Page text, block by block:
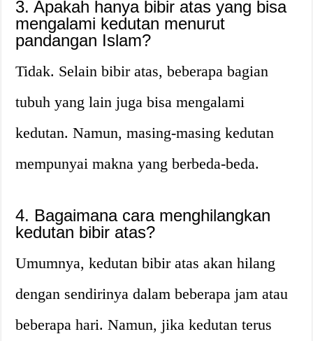
3. Apakah hanya bibir atas yang bisa
mengalami kedutan menurut
pandangan Islam?
Tidak. Selain bibir atas, beberapa bagian
tubuh yang lain juga bisa mengalami
kedutan. Namun, masing-masing kedutan
mempunyai makna yang berbeda-beda.
4. Bagaimana cara menghilangkan
kedutan bibir atas?
Umumnya, kedutan bibir atas akan hilang
dengan sendirinya dalam beberapa jam atau
beberapa hari. Namun, jika kedutan terus